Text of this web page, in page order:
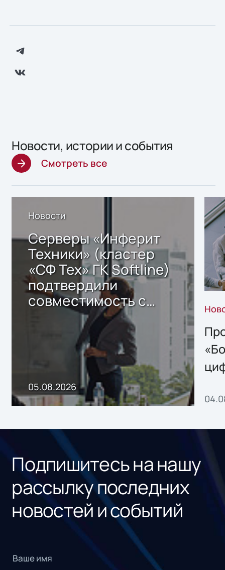
Новости, истории и события
Смотреть все
Новости
Серверы «Инферит
Техники» (кластер
«СФ Тех» ГК Softline)
подтвердили
совместимость с
решением Sharx
Storage 2.x для
хранения данных
05.08.2026
Подпишитесь на нашу
рассылку последних
новостей и событий